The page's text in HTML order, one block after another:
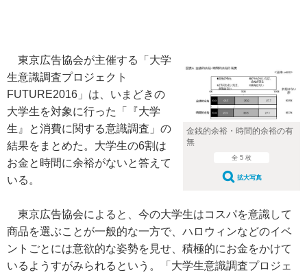
金銭的余裕・時間的余裕の有
無
全 5 枚
拡大写真
東京広告協会が主催する「大学
生意識調査プロジェクト
FUTURE2016」は、いまどきの
大学生を対象に行った「『大学
生』と消費に関する意識調査」の
結果をまとめた。大学生の6割は
お金と時間に余裕がないと答えて
いる。
東京広告協会によると、今の大学生はコスパを意識して
商品を選ぶことが一般的な一方で、ハロウィンなどのイベ
ントごとには意欲的な姿勢を見せ、積極的にお金をかけて
いるようすがみられるという。「大学生意識調査プロジェ